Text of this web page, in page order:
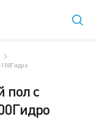
пол с